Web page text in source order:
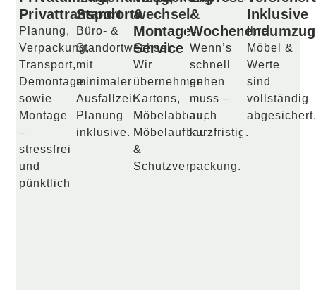
Privattransport
Planung,
Verpackung,
Transport,
Demontage
sowie
Montage
–
stressfrei
und
pünktlich
Standortwechsel
Büro- &
Standortwechsel
mit
minimaler
Ausfallzeit.
Planung
inklusive.
&
Montage-
Service
Wir
übernehmen
Kartons,
Möbelabbau,
Möbelaufbau
&
Schutzverpackung.
&
Wochenendumzug
Wenn’s
schnell
gehen
muss –
auch
kurzfristig.
Inklusive
Ihre
Möbel &
Werte
sind
vollständig
abgesichert.